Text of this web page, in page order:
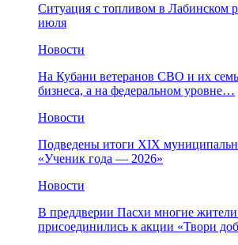
Ситуация с топливом в Лабинском
июля
Новости
На Кубани ветеранов СВО и их
бизнеса, а на федеральном уровне…
Новости
Подведены итоги XIX
«Ученик года — 2026»
Новости
В преддверии Пасхи многие
присоединились к акции «Твори